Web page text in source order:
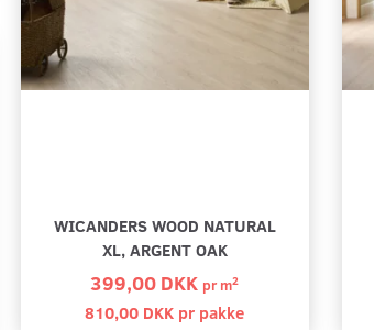
WICANDERS WOOD NATURAL
XL, ARGENT OAK
399,00 DKK prm2
810,00 DKK pr pakke